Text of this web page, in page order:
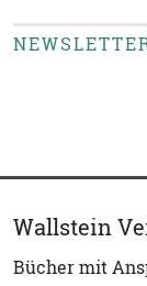
Wallstein
Bücher mit